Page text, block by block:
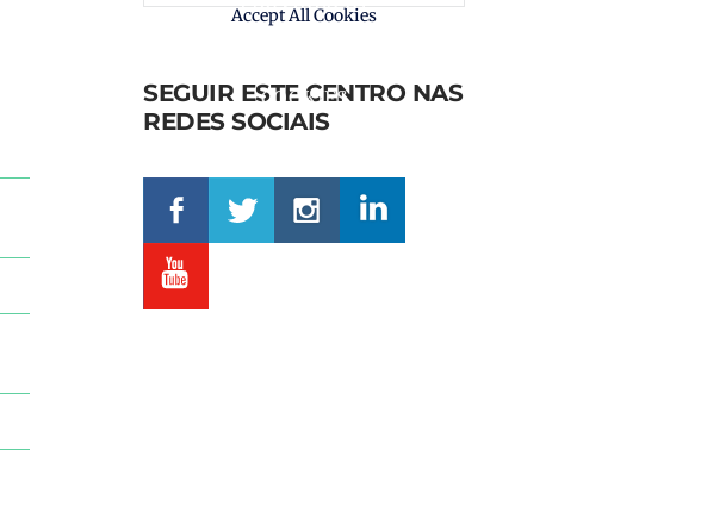
YOUTUBE,
COOKIES
Accept All Cookies
SEGUIR ESTE CENTRO NAS
REDES SOCIAIS